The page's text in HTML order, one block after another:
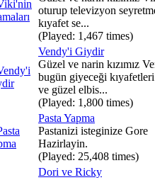
oturup televizyon
kıyafet se...
(Played: 1,467 times)
Vendy'i Giydir
Güzel ve narin kızımız
bugün giyeceği
ve güzel elbis...
(Played: 1,800 times)
Pasta Yapma
Pastanizi isteginize Gore
Hazirlayin.
(Played: 25,408 times)
Dori ve Ricky